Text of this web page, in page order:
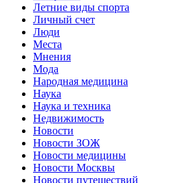
Летние виды спорта
Личный счет
Люди
Места
Мнения
Мода
Народная медицина
Наука
Наука и техника
Недвижимость
Новости
Новости ЗОЖ
Новости медицины
Новости Москвы
Новости путешествий